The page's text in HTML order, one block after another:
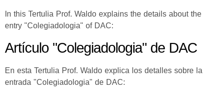
In this Tertulia Prof. Waldo explains the details about the
entry "Colegiadologia" of DAC:
Artículo "Colegiadologia" de DAC
En esta Tertulia Prof. Waldo explica los detalles sobre la
entrada "Colegiadologia" de DAC: